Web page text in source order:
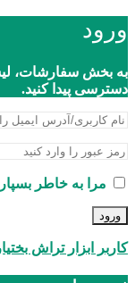
ورود
به بخش سفارشات،
دسترسی پیدا کنید.
مرا به خاطر بسپار
ورود
کاربر ابزار تراش